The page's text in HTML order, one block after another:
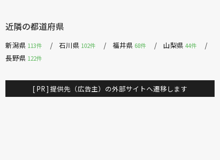
近隣の都道府県
新潟県 113件 石川県 102件 福井県 68件 山梨県44件
長野県 122件
[ PR ] 提供先（広告主）の外部サイトへ遷移します